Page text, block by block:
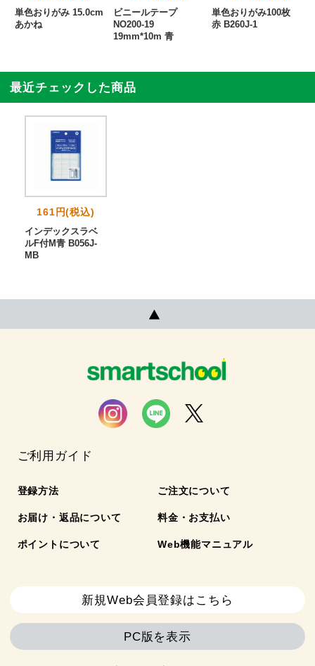
単色おりがみ 15.0cm
あかね
ビニールテープ
NO200-19
19mm*10m 青
単色おりがみ100枚
赤 B260J-1
最近チェックした商品
161円(税込)
インデックスラベ
ルF付M青 B056J-
MB
ご利用ガイド
登録方法 ご注文について
お届け・返品について 料金・お支払い
ポイントについて Web機能マニュアル
新規Web会員登録はこちら
PC版を表示